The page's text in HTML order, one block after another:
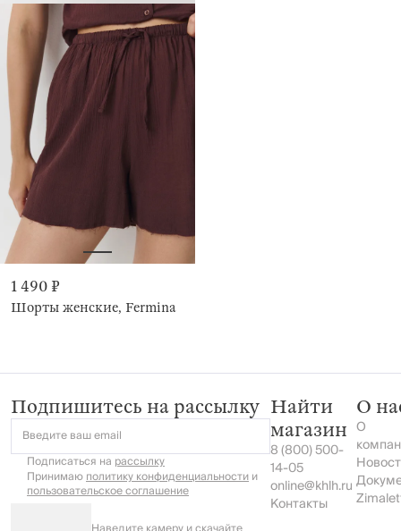
1 490 ₽
Шорты женские, Fermina
Подпишитесь на рассылку
Введите ваш email
Подписаться на рассылку
Принимаюполитику конфиденциальностии
пользовательское соглашение
Найти
магазин
8 (800) 500-
14-05
online@khlh.ru
Контакты
О
О